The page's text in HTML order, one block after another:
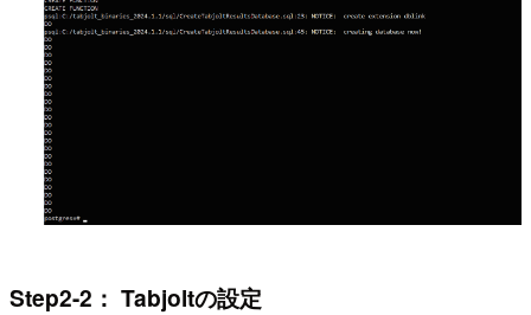
Step2-2： Tabjoltの設定